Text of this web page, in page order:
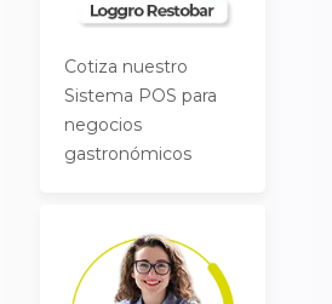
Cotiza nuestro
Sistema POS para
negocios
gastronómicos